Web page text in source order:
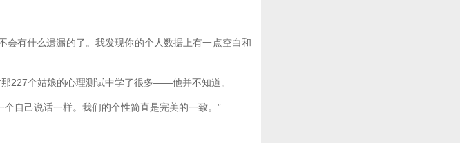
有什么遗漏的了。我发现你的个人数据上有一点空白和
个姑娘的心理测试中学了很多——他并不知道。
自己说话一样。我们的个性简直是完美的一致。”